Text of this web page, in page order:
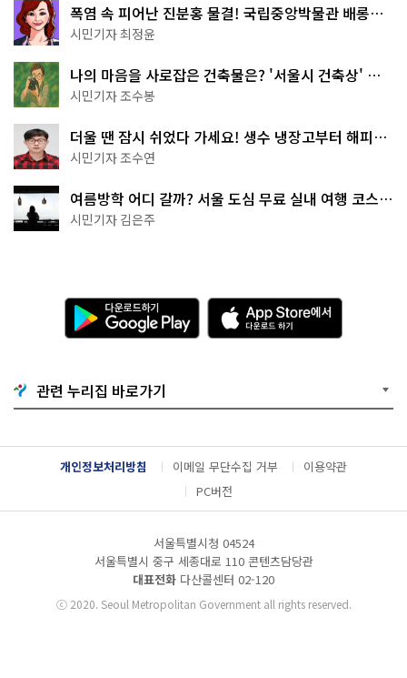
폭염 속 피어난 진분홍 물결! 국립중앙박물관 배롱나
무 명소
시민기자 최정윤
나의 마음을 사로잡은 건축물은? '서울시 건축상' 수
상작 공개!
시민기자 조수봉
더울 땐 잠시 쉬었다 가세요! 생수 냉장고부터 해피소
·무더위쉼터까지
시민기자 조수연
여름방학 어디 갈까? 서울 도심 무료 실내 여행 코스
추천
시민기자 김은주
다
운
로
기
G
o
g
l
e
A
p
p
e
서
다
운
관련 누리집 바로가기
개인정보처리방침 이메일 무단수집 거부
이용약관
PC버전
서울특별시청 04524
서울특별시 중구 세종대로 110 콘텐츠담당관
대표전화 다산콜센터 02-120
ⓒ2020. Seoul Metropolitan Government all rights reserved.